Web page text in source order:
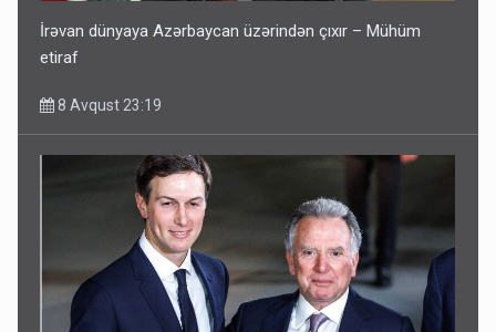
İrəvan dünyaya Azərbaycan üzərindən çıxır – Mühüm
etiraf
8 Avqust 23:19